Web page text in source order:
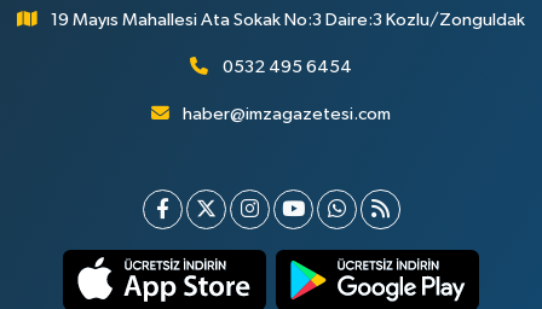
19 Mayıs Mahallesi Ata Sokak No:3 Daire:3 Kozlu/Zonguldak
0532 495 6454
haber@imzagazetesi.com